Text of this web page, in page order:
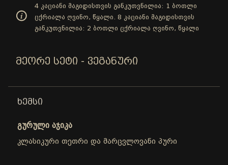
4 კაციანი მაგიდისთვის განკუთვნილია: 1 ბოთლი
ცქრიალა ღვინო, წყალი. 8 კაციანი მაგიდისთვის
განკუთვნილია: 2 ბოთლი ცქრიალა ღვინო, წყალი
ᲛᲔᲝᲠᲔ ᲡᲔᲢᲘ - ᲕᲔᲒᲐᲜᲣᲠᲘ
ᲮᲔᲛᲡᲘ
გურული აჯიკა
კლასიკური თეთრი და მარცვლოვანი პური